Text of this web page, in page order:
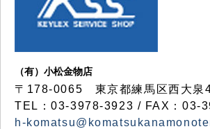
（有）小松金物店
〒178-0065 東京都練馬区西大泉
TEL：03-3978-3923 / FAX：03-
h-